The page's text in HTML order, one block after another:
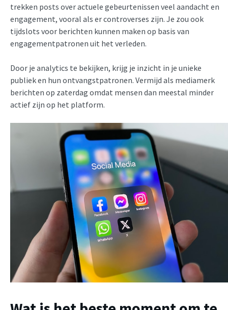
trekken posts over actuele gebeurtenissen veel aandacht en
engagement, vooral als er controverses zijn. Je zou ook
tijdslots voor berichten kunnen maken op basis van
engagementpatronen uit het verleden.
Door je analytics te bekijken, krijg je inzicht in je unieke
publiek en hun ontvangstpatronen. Vermijd als mediamerk
berichten op zaterdag omdat mensen dan meestal minder
actief zijn op het platform.